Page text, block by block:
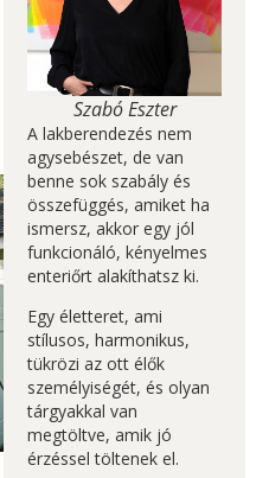
Szabó Eszter
A lakberendezés nem
agysebészet, de van
benne sok szabály és
összefüggés, amiket ha
ismersz, akkor egy jól
funkcionáló, kényelmes
enteriőrt alakíthatsz ki.
Egy életteret, ami
stílusos, harmonikus,
tükrözi az ott élők
személyiségét, és olyan
tárgyakkal van
megtöltve, amik jó
érzéssel töltenek el.